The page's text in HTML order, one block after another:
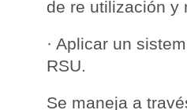
de re utilización y
· Aplicar un
RSU.
Se maneja a